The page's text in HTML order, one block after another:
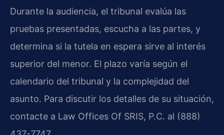
Durante la audiencia, el tribunal evalúa las
pruebas presentadas, escucha a las partes, y
determina si la tutela en espera sirve al interés
superior del menor. El plazo varía según el
calendario del tribunal y la complejidad del
asunto. Para discutir los detalles de su situación,
contacte a Law Offices Of SRIS, P.C. al (888)